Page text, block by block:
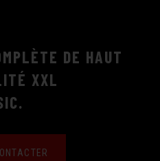
DE HAUT
XXL